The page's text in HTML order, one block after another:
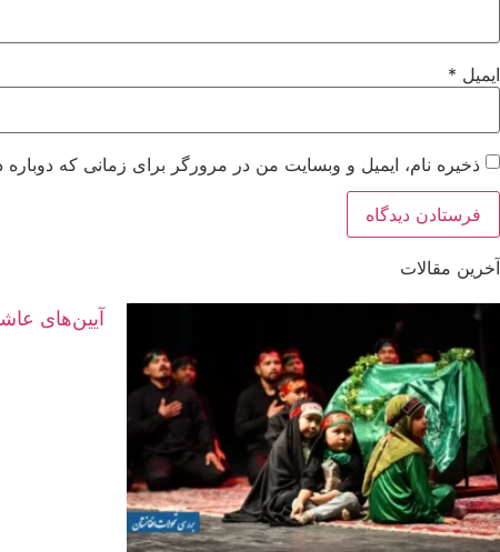
ایمیل *
ذخیره نام، ایمیل و وبسایت من در مرورگر برای زمانی که
آخرین مقالات
آیین‌های